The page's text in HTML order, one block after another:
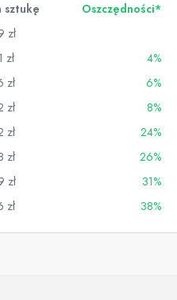
sztukę
Oszczędności*
zł
zł
4%
zł
6%
zł
8%
zł
24%
zł
26%
zł
31%
zł 38%